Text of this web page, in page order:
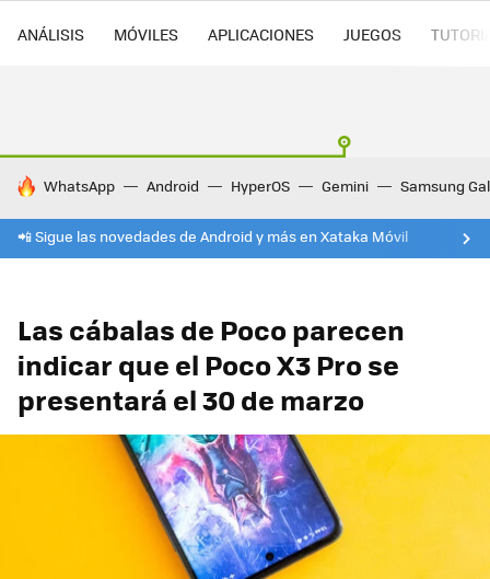
ANÁLISIS MÓVILES APLICACIONES JUEGOS
HOY SE HABLA DE
WhatsApp Android HyperOS Gemini Samsung
📲 Sigue las novedades de Android y más en Xataka Móvil
Las cábalas de Poco parecen
indicar que el Poco X3 Pro se
presentará el 30 de marzo